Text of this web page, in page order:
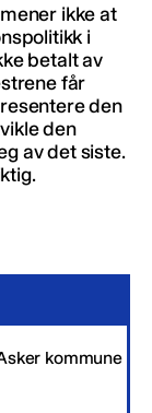
ikke at
i
betalt av
får
den
den
av det siste.